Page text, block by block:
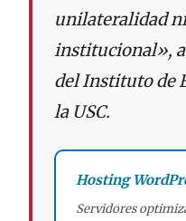
unilateralidad
institucional»,
del Instituto de
la USC.
Hosting
Servidores